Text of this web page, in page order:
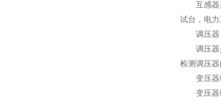
互感器是
试台，电
调压器
调压器是
检测调压
变压器
变压器综